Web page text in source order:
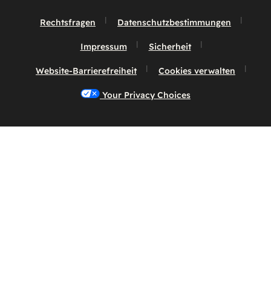
Rechtsfragen Datenschutzbestimmungen
Impressum Sicherheit
Website-Barrierefreiheit Cookies verwalten
Your Privacy Choices